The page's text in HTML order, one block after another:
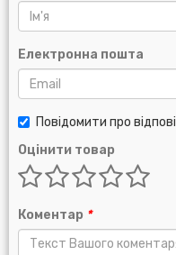
Електронна пошта
Повідомити про
Оцінити товар
Коментар *